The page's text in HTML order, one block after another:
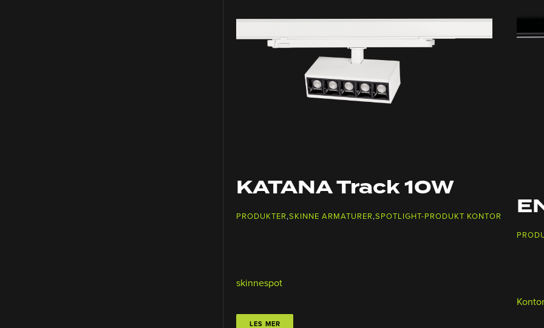
KATANA Track 10W
PRODUKTER,SKINNE ARMATURER,SPOTLIGHT-PRODUKT KONTOR
skinnespot
LES MER